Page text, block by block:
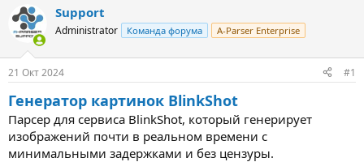
т
о
р
т
е
м
ы
т
а
н
а
л
а
Support
Administrator Команда форума A-Parser Enterprise
21 Окт 2024 #1
Генератор картинок BlinkShot
Парсер для сервиса BlinkShot, который генерирует
изображений почти в реальном времени с
минимальными задержками и без цензуры.